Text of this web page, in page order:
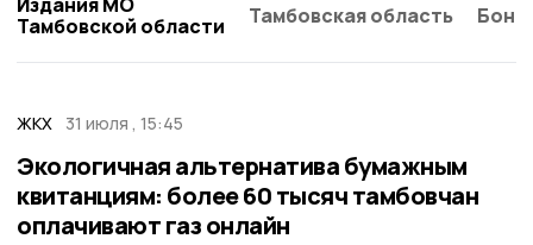
Тамбовской области
Тамбовская область
ЖКХ 31 июля , 15:45
Экологичная альтернатива бумажным
квитанциям: более 60 тысяч тамбовчан
оплачивают газ онлайн